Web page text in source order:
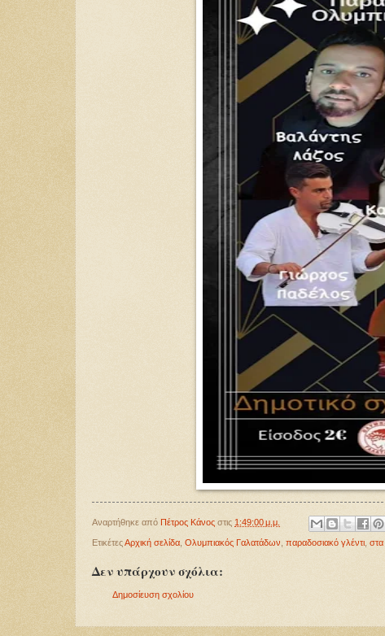
Αναρτήθηκε από Πέτρος Κάνος στις 1:49:00 μ.μ.
ΕτικέτεςΑρχική σελίδα Ολυμπιακός Γαλατάδων παραδοσιακό γλέντι
Δεν υπάρχουν σχόλια:
Δημοσίευση σχολίου